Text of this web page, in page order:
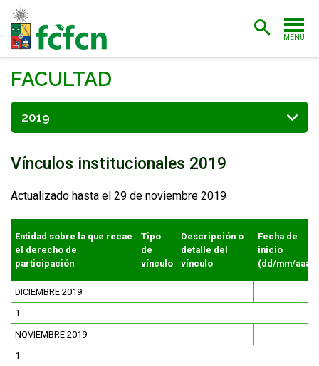
MENÚ
ADMISIÓN
CARRERAS
POSTGRADO
INVESTIGACIÓN
BIBLIOTECA
FACULTAD
FUNCIONARIAS/OS EGRESADAS/OS
FACULTAD
2019
Vínculos institucionales 2019
Actualizado hasta el 29 de noviembre 2019
Entidad sobre la que recae
el derecho de
participación
Tipo
de
vínculo
Descripción o
detalle del
vínculo
Fecha de
inicio
(dd/mm/aaaa)
DICIEMBRE 2019
1
NOVIEMBRE 2019
1